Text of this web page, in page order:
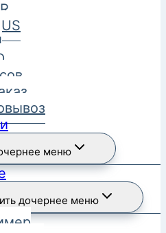
меню
дочернее меню